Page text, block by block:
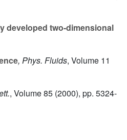
developed two-dimensional
, Phys. Fluids, Volume 11
, Volume 85 (2000), pp. 5324-